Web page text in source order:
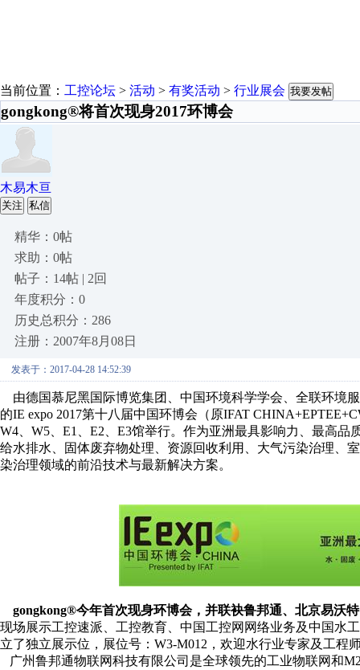
当前位置： 工控论坛 > 活动 > 有奖活动 > 行业展会 我要发帖
gongkong®将首次现身2017环博会
木易木亘
关注 私信
精华：0帖
求助：0帖
帖子：14帖 | 2回
年度积分：0
历史总积分：286
注册：2007年8月08日
发表于：2017-04-28 14:52:39
由德国慕尼黑国际博览集团、中国环境科学学会、全联环境
的IE expo 2017第十八届中国环博会（原IFAT
W4、W5、E1、E2、E3馆举行。作为亚洲最具影响力、最高
给水排水、固体废弃物处理、资源回收利用、大气污染治理、
染治理领域的前沿技术与最新解决方案。
gongkong®今年首次现身环博会，并联袂鲁邦通、北京易沃
现场展示工控速派、工控教育、中国工控网网络业务及中国水
立了独立展示位，展位号：W3-M012，欢迎水行业专家及工程
广州鲁邦通物联网科技有限公司是全球领先的工业物联网和